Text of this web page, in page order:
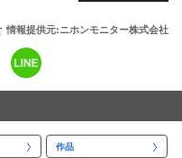
情報提供元:ニホンモニター株式会社
作品